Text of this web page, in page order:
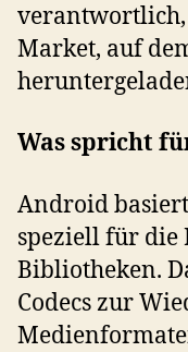
Market, auf
Was spricht
Android
speziell für die
Bibliotheken.
Codecs zur